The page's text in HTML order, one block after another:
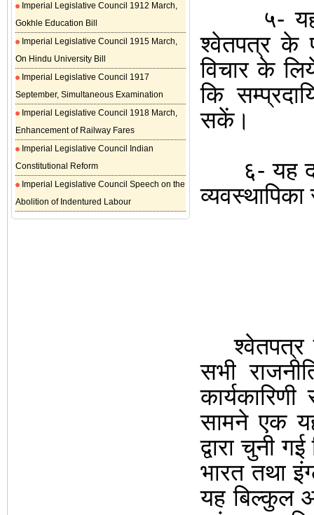
Imperial Legislative Council 1912 March,
Gokhle Education Bill
Imperial Legislative Council 1915 March,
On Hindu University Bill
Imperial Legislative Council 1917
September, Simultaneous Examination
Imperial Legislative Council 1918 March,
Enhancement of Railway Fares
Imperial Legislative Council Indian
Constitutional Reform
Imperial Legislative Council Speech on the
Abolition of Indentured Labour
५-
श्वेतपत्र के
विचार के
कि
सकें।
६- यह दल
श्वेतपत्र
सभी
सामने एक
द्वारा चुनी
भारत तथा
यह बिल्कुल